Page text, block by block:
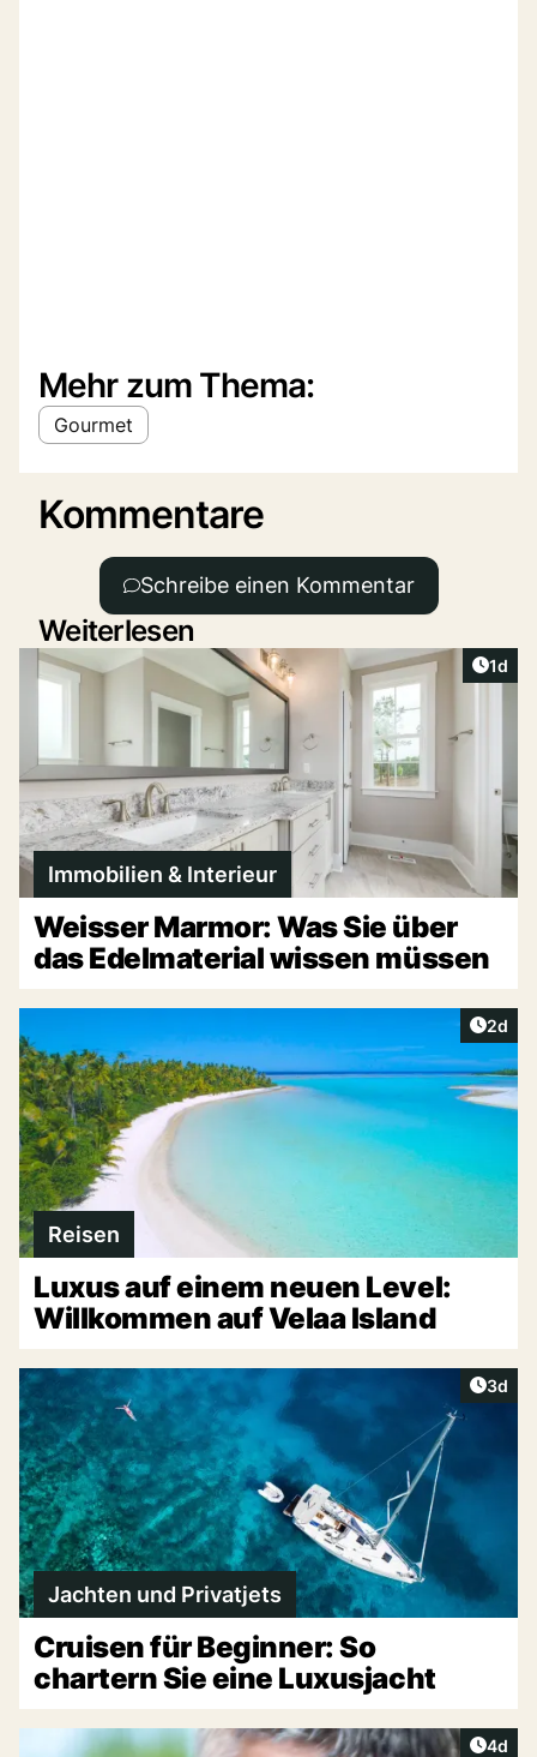
Mehr zum Thema:
Gourmet
Kommentare
Schreibe einen Kommentar
Weiterlesen
1d
Immobilien & Interieur
Weisser Marmor: Was Sie über
das Edelmaterial wissen müssen
2d
Reisen
Luxus auf einem neuen Level:
Willkommen auf Velaa Island
3d
Jachten und Privatjets
Cruisen für Beginner: So
chartern Sie eine Luxusjacht
4d